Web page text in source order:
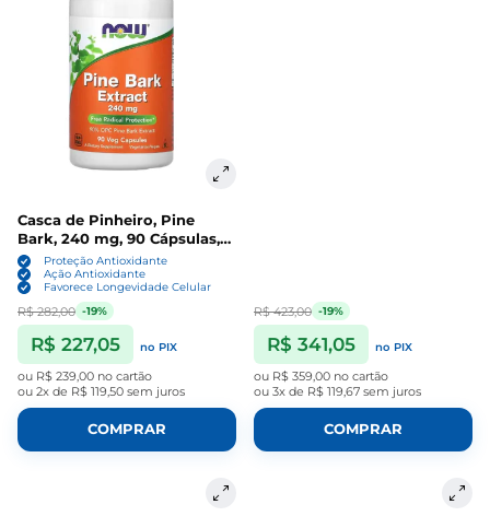
Casca de Pinheiro, Pine
Bark, 240 mg, 90 Cápsulas,
NowProteção Antioxidante
Ação Antioxidante
Favorece Longevidade Celular
R$ 282,00 -19%
R$ 227,05 no PIX
ou R$ 239,00 no cartão
ou 2x de R$ 119,50 sem juros
COMPRAR
R$ 423,00 -19%
R$ 341,05 no PIX
ou R$ 359,00 no cartão
ou 3x de R$ 119,67 sem juros
COMPRAR